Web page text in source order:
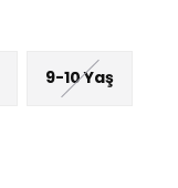
9-10 Yaş